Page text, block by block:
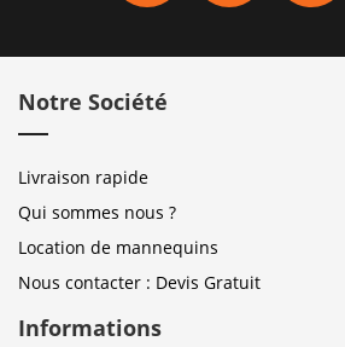
Notre Société
Livraison rapide
Qui sommes nous ?
Location de mannequins
Nous contacter : Devis Gratuit
Informations